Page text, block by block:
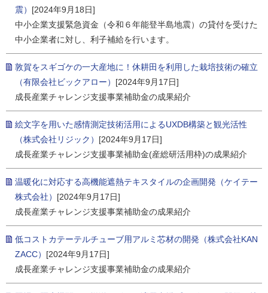
震） [2024年9月18日]
中小企業支援緊急資金（令和６年能登半島地震）の貸付を受けた
中小企業者に対し、利子補給を行います。
敦賀をスギゴケの一大産地に！休耕田を利用した栽培技術の確立
（有限会社ビックアロー） [2024年9月17日]
成長産業チャレンジ支援事業補助金の成果紹介
絵文字を用いた感情測定技術活用によるUXDB構築と観光活性
（株式会社リジック） [2024年9月17日]
成長産業チャレンジ支援事業補助金(産総研活用枠)の成果紹介
温暖化に対応する高機能遮熱テキスタイルの企画開発（ケイテー
株式会社） [2024年9月17日]
成長産業チャレンジ支援事業補助金の成果紹介
低コストカテーテルチューブ用アルミ芯材の開発（株式会社KAN
ZACC） [2024年9月17日]
成長産業チャレンジ支援事業補助金の成果紹介